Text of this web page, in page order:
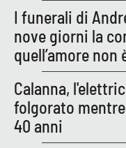
Good Morning
Parchi Marini
Leggendo Alvaro
Imprese Di Calabria
I funerali di
nove giorni la
quell’amore
Calanna,
folgorato
40 anni